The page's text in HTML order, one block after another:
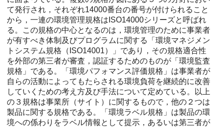
て発行され，それぞれ14000番台の番号が付けられること
から，一連の環境管理規格はISO14000シリーズと呼ばれ
る。この規格の中心となるのは，環境管理のために事業者
が有すべき体制及びプログラムに関する「環境マネジメン
トシステム規格（ISO14001）」であり，その規格適合性
を外部の第三者が審査，認証するためのものが「環境監査
規格」である。「環境パフォマンス評価規格」は事業者が
自らの活動によってもたらされる環境負荷を継続的に改善
していくための考え方及び手法について定めている。以上
の３規格は事業所（サイト）に関するもので，他の２つは
製品に関する規格である。「環境ラベル規格」は製品の環
境への係わりをラベル情報として提示，あるいは第三者が